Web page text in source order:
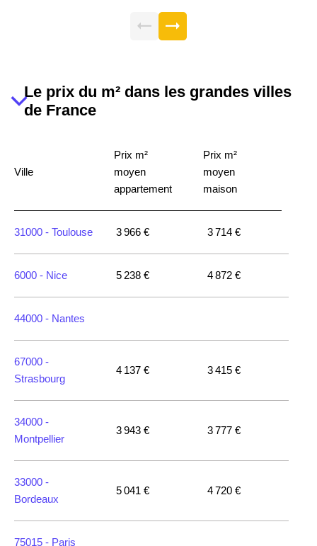
Le prix du m² dans les grandes villes
de France
Ville
Prix m²
moyen
appartement
Prix m²
moyen
maison
31000 - Toulouse 3 966 € 3 714 €
6000 - Nice 5 238 € 4 872 €
44000 - Nantes
67000 -
Strasbourg
4 137 € 3 415 €
34000 -
Montpellier
3 943 € 3 777 €
33000 -
Bordeaux
5 041 € 4 720 €
75015 - Paris